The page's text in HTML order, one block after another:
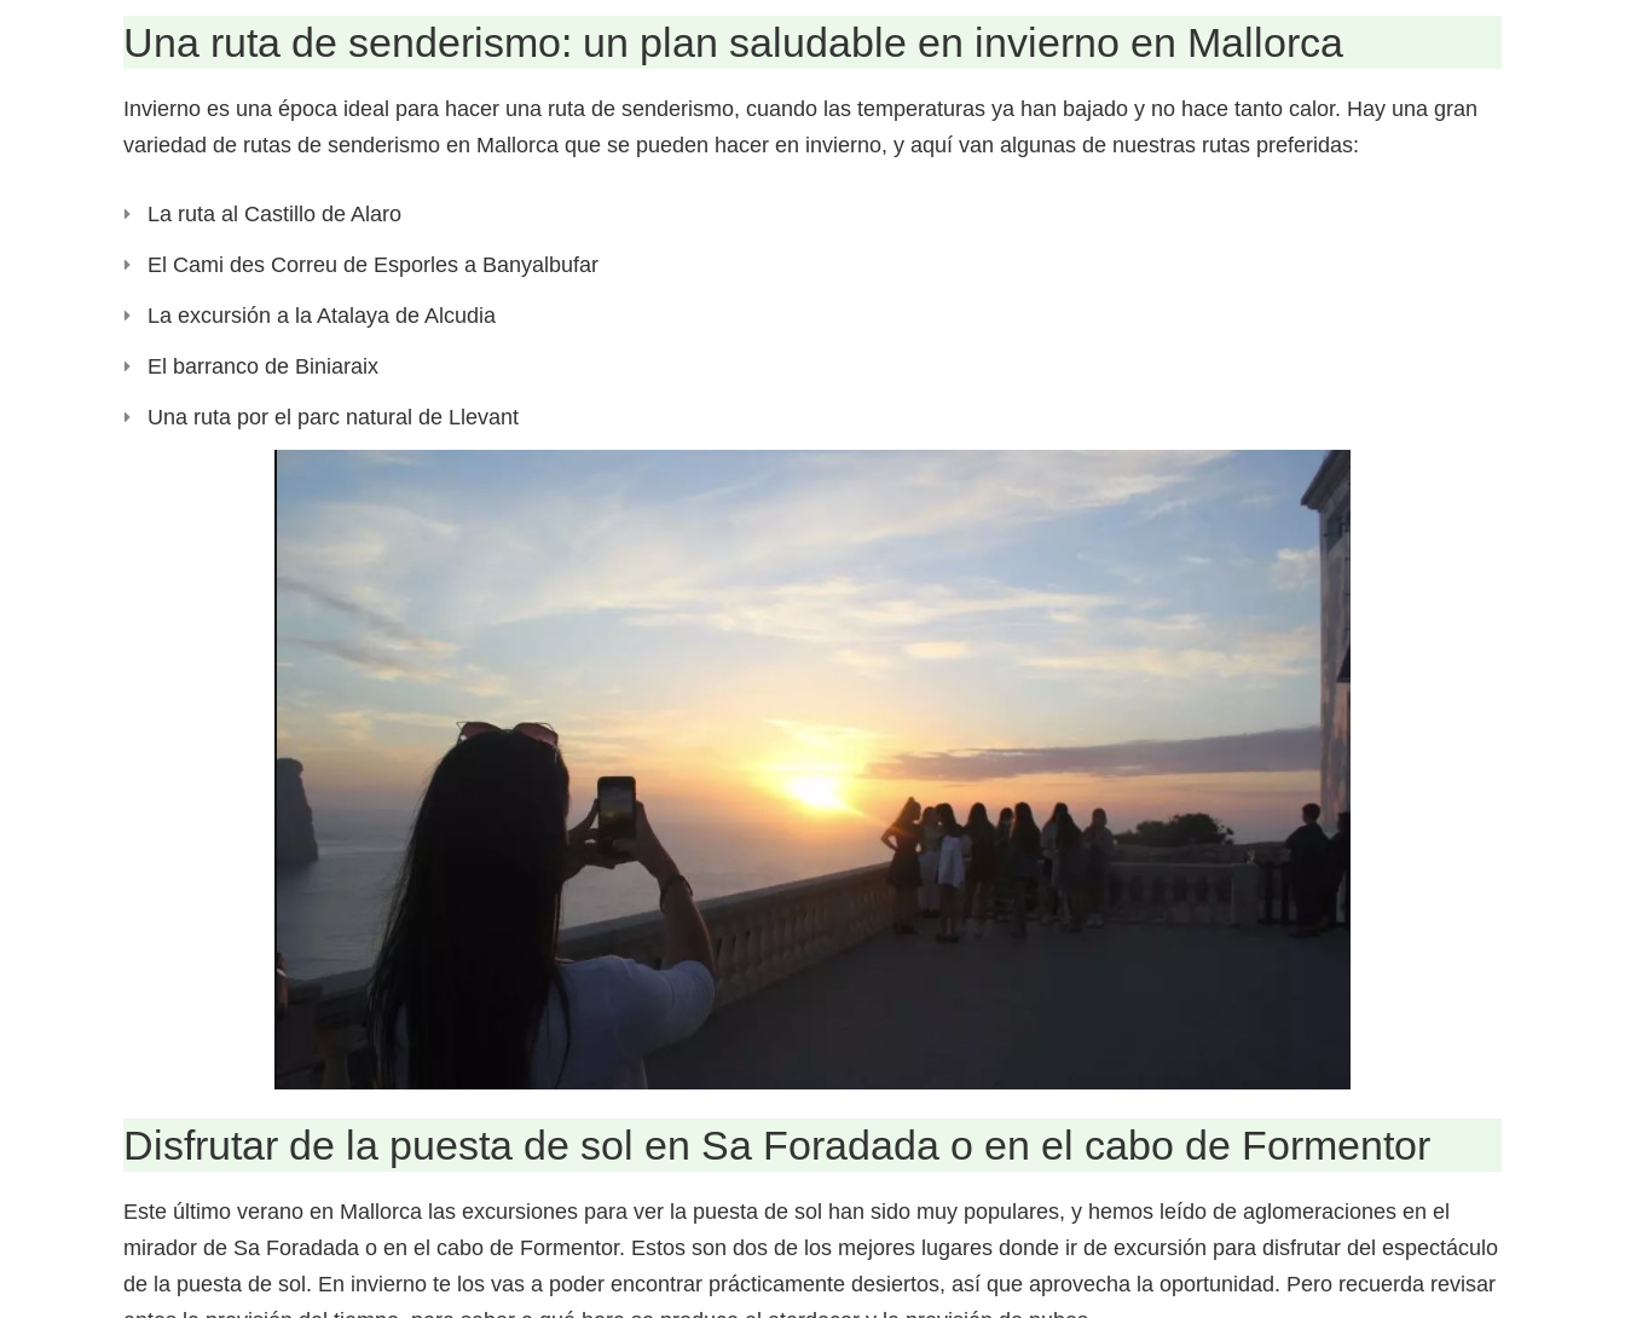
Una ruta de senderismo: un plan saludable en invierno en Mallorca
Invierno es una época ideal para hacer una ruta de senderismo, cuando las temperaturas ya han bajado y no hace tanto calor. Hay una gran
variedad de rutas de senderismo en Mallorca que se pueden hacer en invierno, y aquí van algunas de nuestras rutas preferidas:
La ruta al Castillo de Alaro
El Cami des Correu de Esporles a Banyalbufar
La excursión a la Atalaya de Alcudia
El barranco de Biniaraix
Una ruta por el parc natural de Llevant
Disfrutar de la puesta de sol en Sa Foradada o en el cabo de Formentor
Este último verano en Mallorca las excursiones para ver la puesta de sol han sido muy populares, y hemos leído de aglomeraciones en el
mirador de Sa Foradada o en el cabo de Formentor. Estos son dos de los mejores lugares donde ir de excursión para disfrutar del espectáculo
de la puesta de sol. En invierno te los vas a poder encontrar prácticamente desiertos, así que aprovecha la oportunidad. Pero recuerda revisar